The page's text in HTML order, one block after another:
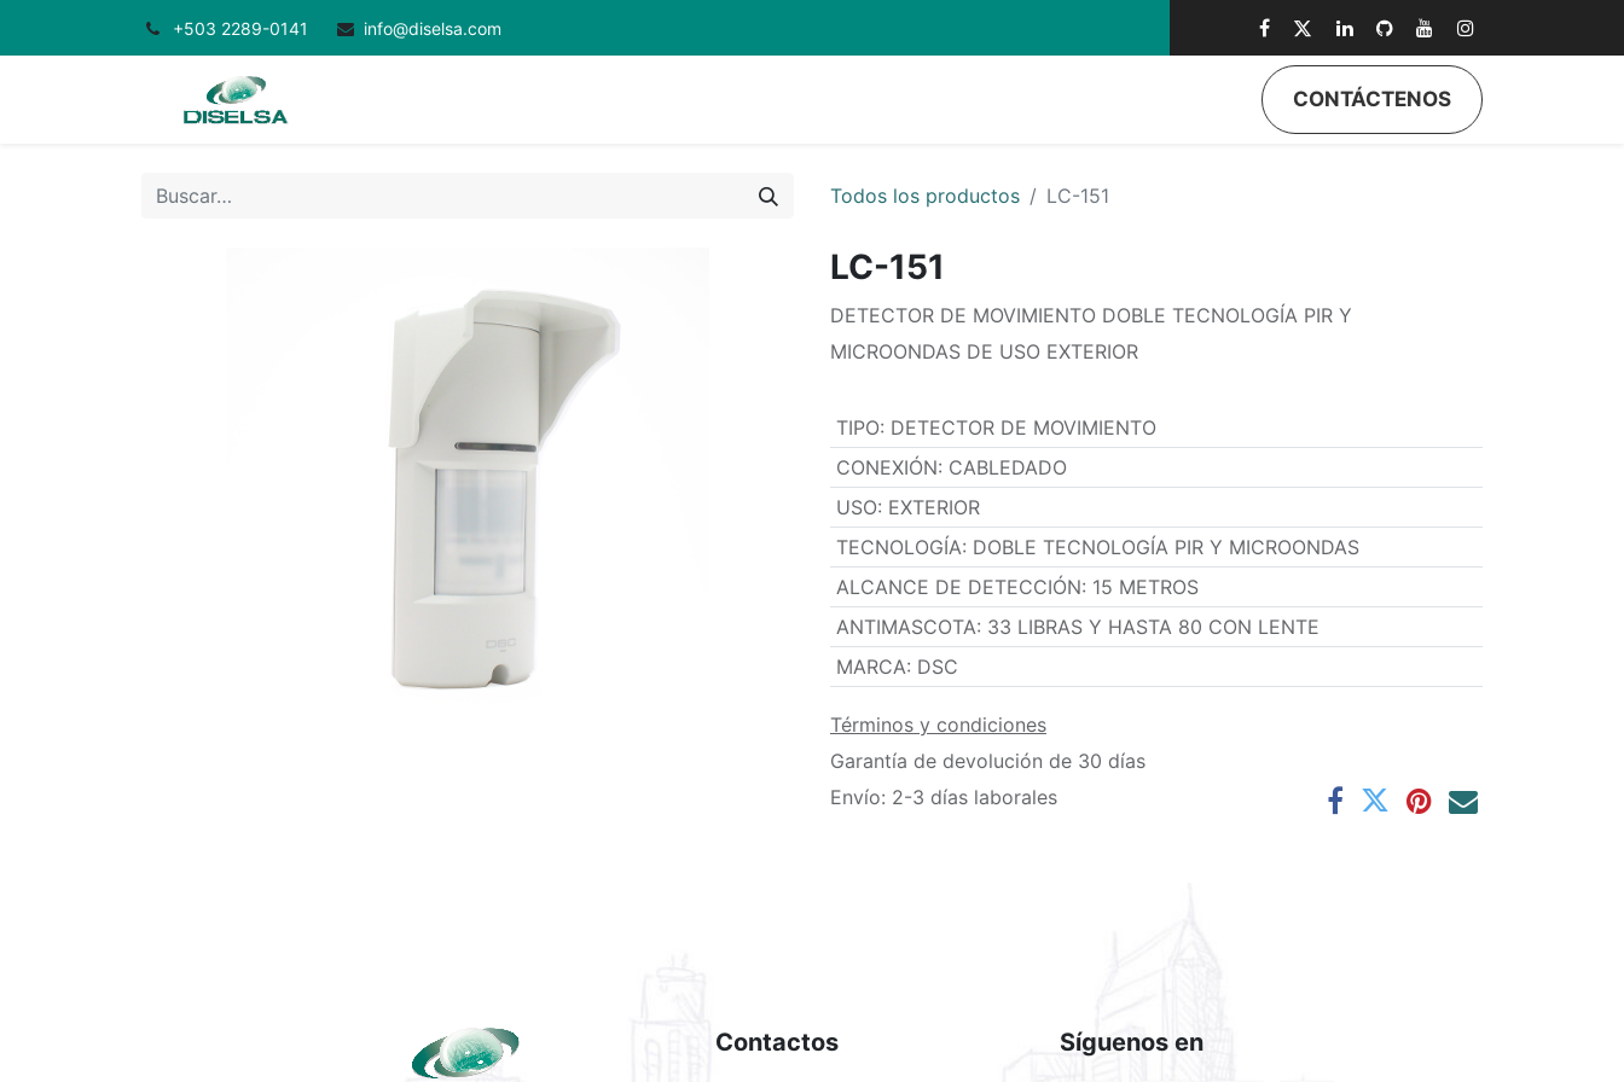
+503 2289-0141 info@diselsa.com
CONTÁCTENOS
Todos los productos LC-151
LC-151
DETECTOR DE MOVIMIENTO DOBLE TECNOLOGÍA PIR Y
MICROONDAS DE USO EXTERIOR
TIPO: DETECTOR DE MOVIMIENTO
CONEXIÓN: CABLEDADO
USO: EXTERIOR
TECNOLOGÍA: DOBLE TECNOLOGÍA PIR Y MICROONDAS
ALCANCE DE DETECCIÓN: 15 METROS
ANTIMASCOTA: 33 LIBRAS Y HASTA 80 CON LENTE
MARCA: DSC
Términos y condiciones
Garantía de devolución de 30 días
Envío: 2-3 días laborales
Contactos Síguenos en